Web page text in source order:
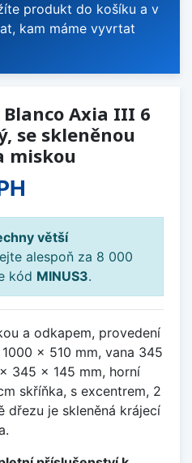
produkt do košíku a v
kam máme vyvrtat
Axia III 6
se skleněnou
miskou
větší
alespoň za 8 000
kód MINUS3.
a odkapem, provedení
x 510 mm, vana 345
345 x 145 mm, horní
skříňka, s excentrem, 2
dřezu je skleněná krájecí